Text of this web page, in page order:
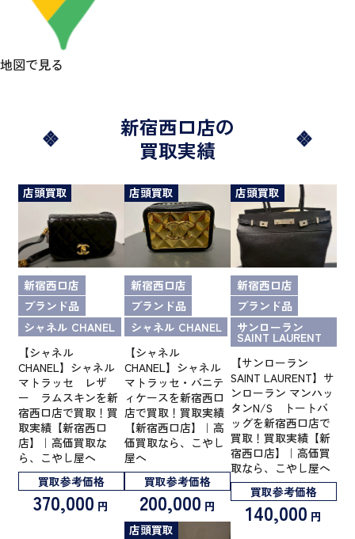
地図で見る
新宿西口店の
買取実績
店頭買取
新宿西口店
ブランド品
シャネル CHANEL
【シャネル
CHANEL】シャネル
マトラッセ レザ
ー ラムスキンを新
宿西口店で買取！買
取実績【新宿西口
店】｜高価買取な
ら、こやし屋へ
買取参考価格
370,000 円
店頭買取
新宿西口店
ブランド品
シャネル CHANEL
【シャネル
CHANEL】シャネル
マトラッセ・バニテ
ィケースを新宿西口
店で買取！買取実績
【新宿西口店】｜高
価買取なら、こやし
屋へ
買取参考価格
200,000 円
店頭買取
新宿西口店
ブランド品
サンローラン
SAINT LAURENT
【サンローラン
SAINT LAURENT】サ
ンローラン マンハッ
タンN/S トートバ
ッグを新宿西口店で
買取！買取実績【新
宿西口店】｜高価買
取なら、こやし屋へ
買取参考価格
140,000 円
店頭買取